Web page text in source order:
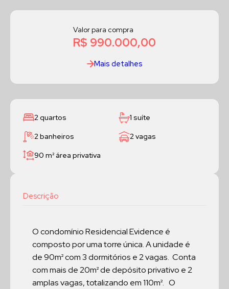
Valor para compra
R$ 990.000,00
Mais detalhes
2 quartos 1 suíte
2 banheiros 2 vagas
90 m²área privativa
Descrição
O condomínio Residencial Evidence é
composto por uma torre única. A unidade é
de 90m² com 3 dormitórios e 2 vagas. Conta
com mais de 20m² de depósito privativo e 2
amplas vagas, totalizando em 110m². O